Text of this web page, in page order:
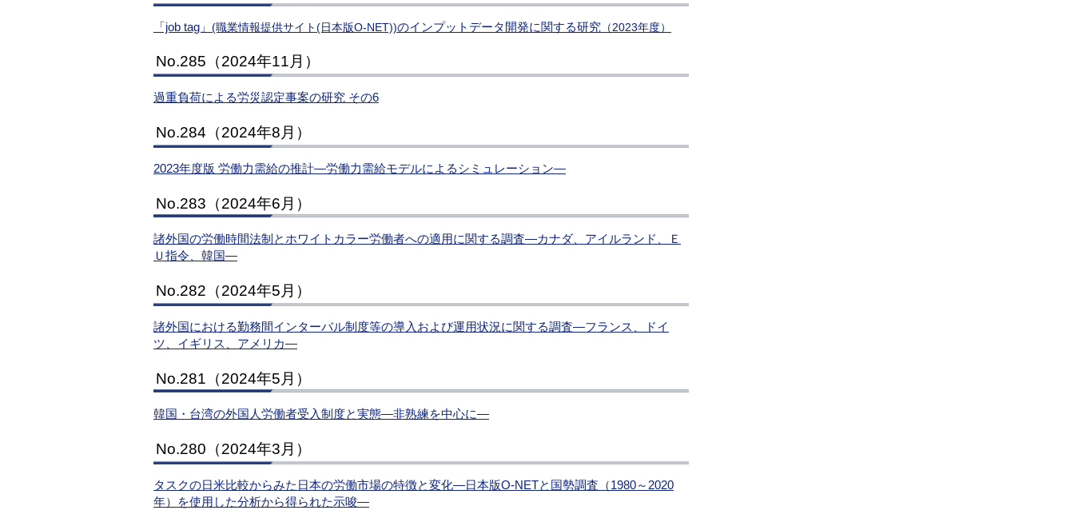
「job tag」 (職業情報提供サイト(日本版O-NET))のインプットデータ開発に関する研究 （2023年度）
No.285（2024年11月）
過重負荷による労災認定事案の研究 その6
No.284（2024年8月）
2023年度版 労働力需給の推計―労働力需給モデルによるシミュレーション―
No.283（2024年6月）
諸外国の労働時間法制とホワイトカラー労働者への適用に関する調査―カナダ、アイルランド、Ｅ
Ｕ指令、韓国―
No.282（2024年5月）
諸外国における勤務間インターバル制度等の導入および運用状況に関する調査―フランス、ドイ
ツ、イギリス、アメリカ―
No.281（2024年5月）
韓国・台湾の外国人労働者受入制度と実態―非熟練を中心に―
No.280（2024年3月）
タスクの日米比較からみた日本の労働市場の特徴と変化―日本版O-NETと国勢調査（1980～2020
年）を使用した分析から得られた示唆―